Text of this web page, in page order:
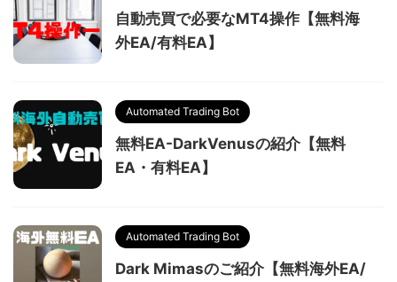
自動売買で必要なMT4操作【無料海
外EA/有料EA】
Automated Trading Bot
無料EA-DarkVenusの紹介【無料
EA・有料EA】
Automated Trading Bot
Dark Mimasのご紹介【無料海外EA/